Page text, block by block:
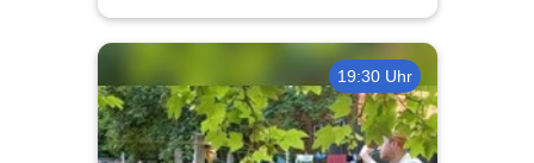
19:30 Uhr